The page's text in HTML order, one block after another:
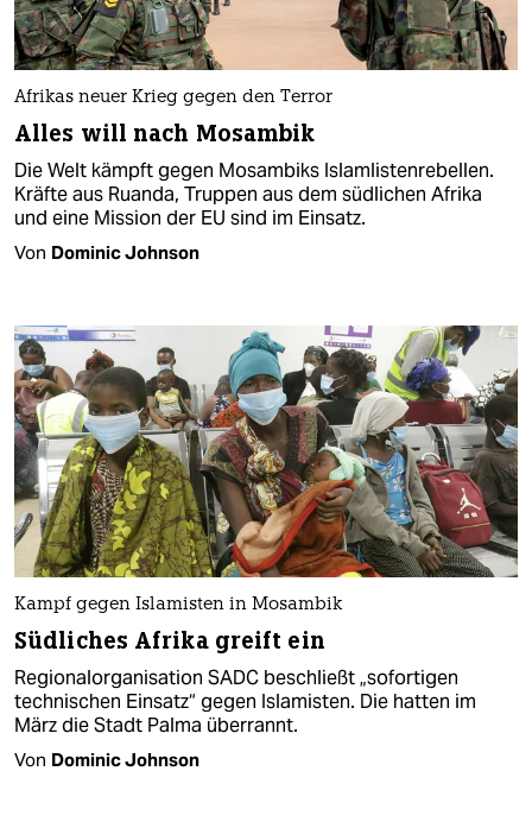
Afrikas neuer Krieg gegen den Terror
Alles will nach Mosambik
Die Welt kämpft gegen Mosambiks Islamlistenrebellen.
Kräfte aus Ruanda, Truppen aus dem südlichen Afrika
und eine Mission der EU sind im Einsatz.
Von Dominic Johnson
Kampf gegen Islamisten in Mosambik
Südliches Afrika greift ein
Regionalorganisation SADC beschließt „sofortigen
technischen Einsatz“ gegen Islamisten. Die hatten im
März die Stadt Palma überrannt.
Von Dominic Johnson